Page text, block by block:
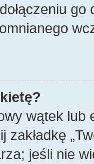
wątek lub
zakładkę
jeśli nie